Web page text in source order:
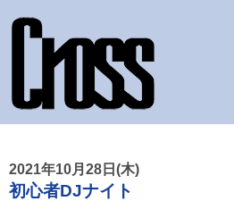
2021年10月28日(木)
初心者DJナイト